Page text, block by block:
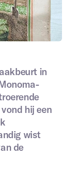
in
hij een
wist
de